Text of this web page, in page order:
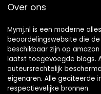
Over ons
Mymj.nl is een moderne
beoordelingswebsite die
beschikbaar zijn op
laatst toegevoegde blogs.
auteursrechtelijk
eigenaren. Alle geciteerde
respectievelijke bronnen.